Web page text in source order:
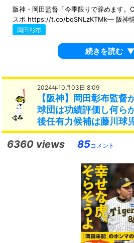
阪神・岡田監督「今季限りで辞めます。
スポ https://t.co/bqSNLzKTMk— 阪神
岡田彰布
続きを読む
2024年10月03日 8:09
【阪神】岡田彰布監
球団は功績評価し何ら
後任有力候補は藤川球
6360 views 85コメント